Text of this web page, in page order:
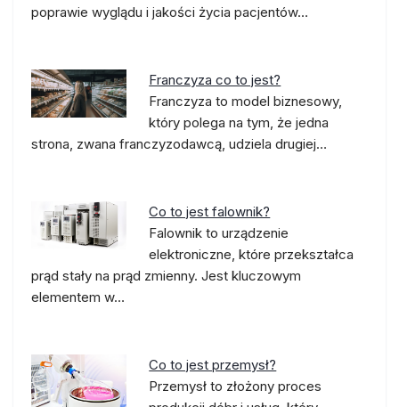
poprawie wyglądu i jakości życia pacjentów…
Franczyza co to jest?
Franczyza to model biznesowy,
który polega na tym, że jedna
strona, zwana franczyzodawcą, udziela drugiej…
Co to jest falownik?
Falownik to urządzenie
elektroniczne, które przekształca
prąd stały na prąd zmienny. Jest kluczowym
elementem w…
Co to jest przemysł?
Przemysł to złożony proces